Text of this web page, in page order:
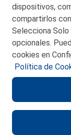
dispositivos,
compartirlos
Selecciona Solo
opcionales.
cookies en
Política de